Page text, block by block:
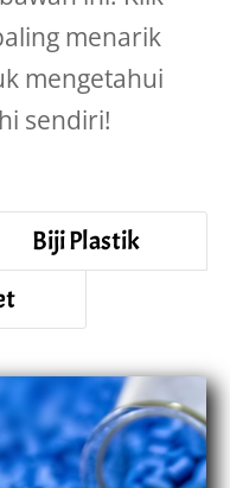
menarik
mengetahui
sendiri!
Biji Plastik